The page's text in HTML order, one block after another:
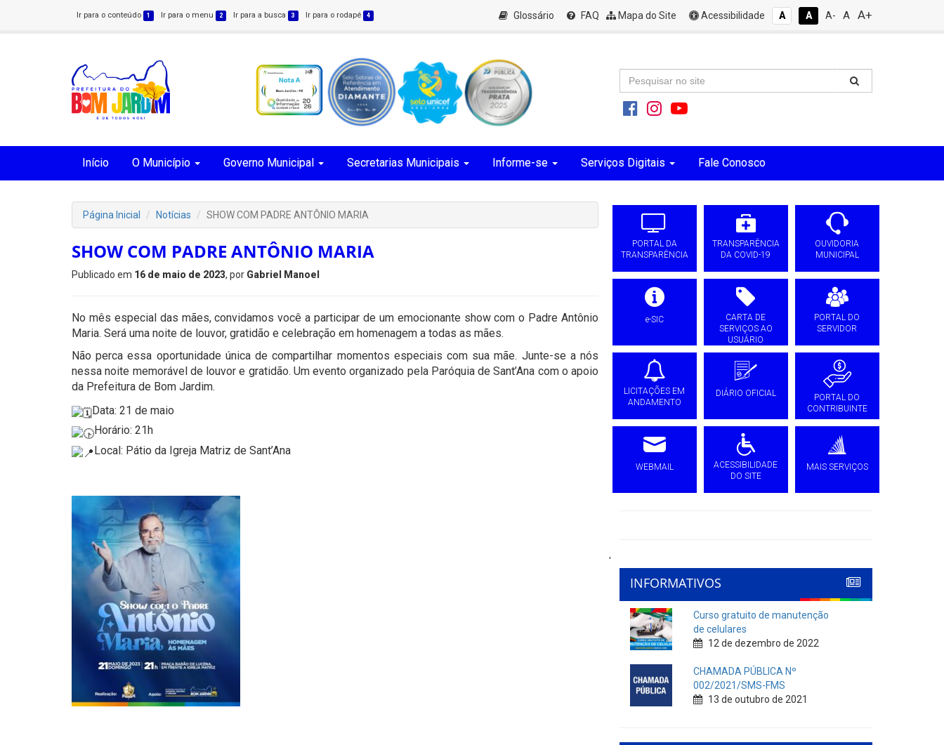
Ir para o conteúdo 1 Ir para o menu 2 Ir para a busca 3 Ir para o rodapé 4 Glossário FAQ Mapa do Site Acessibilidade A A A- A A+
Início O Município Governo Municipal Secretarias Municipais Informe-se Serviços Digitais Fale Conosco
Página Inicial Notícias SHOW COM PADRE ANTÔNIO MARIA
SHOW COM PADRE ANTÔNIO MARIA
Publicado em 16 de maio de 2023, por Gabriel Manoel
No mês especial das mães, convidamos você a participar de um emocionante show com o Padre Antônio
Maria. Será uma noite de louvor, gratidão e celebração em homenagem a todas as mães.
Não perca essa oportunidade única de compartilhar momentos especiais com sua mãe. Junte-se a nós
nessa noite memorável de louvor e gratidão. Um evento organizado pela Paróquia de Sant’Ana com o apoio
da Prefeitura de Bom Jardim.
Data: 21 de maio
Horário: 21h
Local: Pátio da Igreja Matriz de Sant’Ana
PORTAL DA
TRANSPARÊNCIA
TRANSPARÊNCIA
DA COVID-19
OUVIDORIA
MUNICIPAL
e-SIC
CARTA DE
SERVIÇOS AO
USUÁRIO
PORTAL DO
SERVIDOR
LICITAÇÕES EM
ANDAMENTO
DIÁRIO OFICIAL
PORTAL DO
CONTRIBUINTE
WEBMAIL
ACESSIBILIDADE
DO SITE
MAIS SERVIÇOS
'
INFORMATIVOS
Curso gratuito de manutenção
de celulares
12 de dezembro de 2022
CHAMADA PÚBLICA Nº
002/2021/SMS-FMS
13 de outubro de 2021